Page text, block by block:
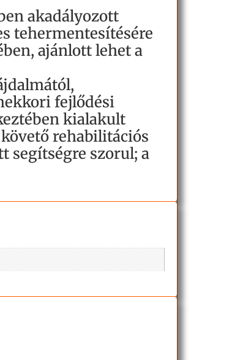
akadályozott
tehermentesítésére
ajánlott lehet a
fejlődési
kialakult
rehabilitációs
segítségre szorul; a